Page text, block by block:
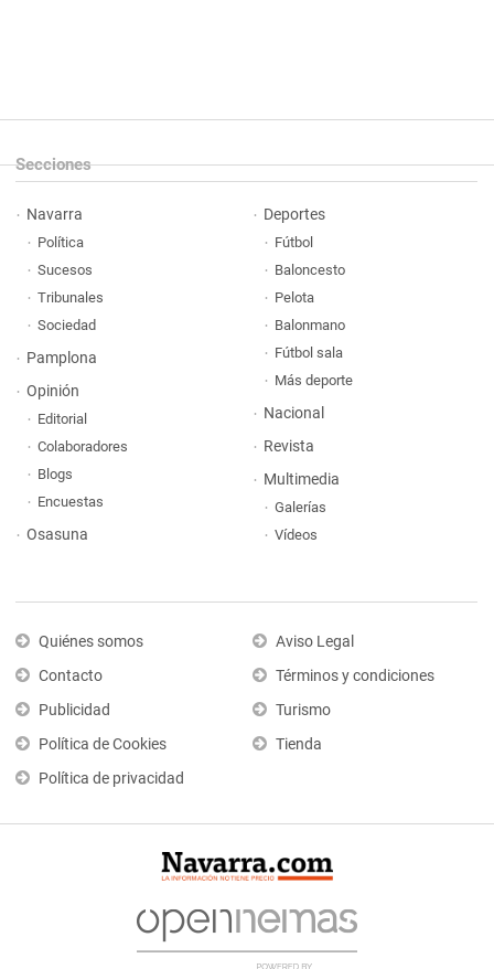
Secciones
Navarra
Política
Sucesos
Tribunales
Sociedad
Pamplona
Opinión
Editorial
Colaboradores
Blogs
Encuestas
Osasuna
Deportes
Fútbol
Baloncesto
Pelota
Balonmano
Fútbol sala
Más deporte
Nacional
Revista
Multimedia
Galerías
Vídeos
Quiénes somos
Contacto
Publicidad
Política de Cookies
Política de privacidad
Aviso Legal
Términos y condiciones
Turismo
Tienda